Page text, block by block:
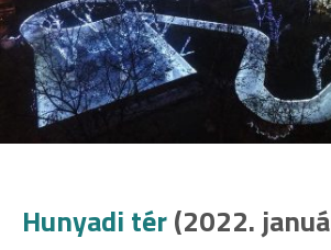
Hunyadi tér(2022.